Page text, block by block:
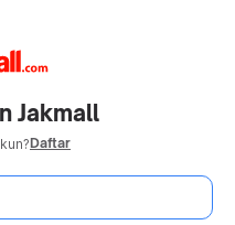
Jakmall
Daftar